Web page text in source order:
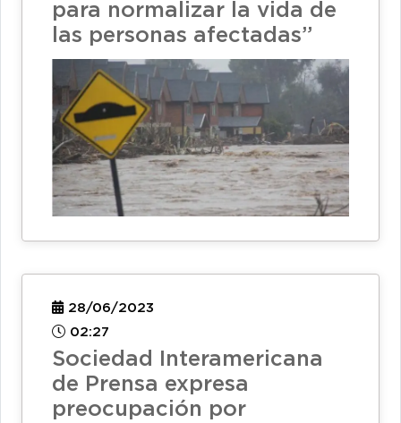
para normalizar la vida de
las personas afectadas”
28/06/2023
02:27
Sociedad Interamericana
de Prensa expresa
preocupación por